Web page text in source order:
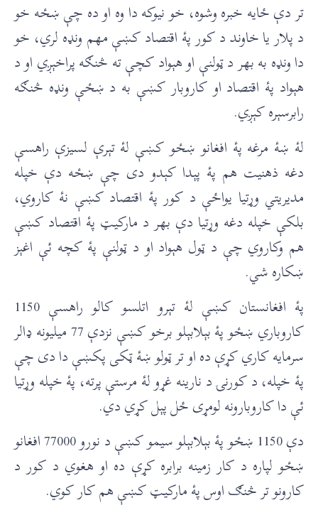
تر دې ځایه خبره وشوه، خو نیوکه دا وه او ده چې ښځه خو
د پلار یا خاوند د کور پۀ اقتصاد کښې مهم ونډه لري، خو
دا ونډه به بهر د ټولنې او هېواد کچې ته څنګه پراخېږي او د
هېواد پۀ اقتصاد او کاروبار کښې به د ښځې ونډه څنګه
رابرسېره کېږي.
لۀ ښۀ مرغه پۀ افغانو ښځو کښې لۀ تېرې لسیزې راهسې
دغه ذهنیت هم پۀ پېدا کېدو دی چې ښځه دې خپله
مدیریتي وړتیا یواځې د کور پۀ اقتصاد کښې نۀ کاروي،
بلکې خپله دغه وړتیا دې بهر د مارکیټ پۀ اقتصاد کښې
هم وکاروي چې د ټول هېواد او د ټولنې پۀ کچه ئې اغېز
ښکاره شي.
پۀ افغانستان کښې لۀ تېرو اتلسو کالو راهسې 1150
کاروباري ښځو پۀ بېلابېلو برخو کښې نزدې 77 میلیونه ډالر
سرمایه کاري کړې ده او تر ټولو ښۀ ټکی پکښې دا دی چې
پۀ خپله، د کورنۍ د نارینه غړو لۀ مرستې پرته، پۀ خپله وړتیا
ئې دا کاروبارونه لومړی ځل پېل کړي دي.
دې 1150 ښځو پۀ بېلابېلو سیمو کښې د نورو 77000 افغانو
ښځو لپاره د کار زمینه برابره کړې ده او هغوي د کور د
کارونو تر څنګ اوس پۀ مارکیټ کښې هم کار کوي.